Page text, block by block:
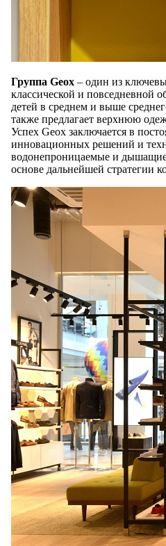
Группа Geox – один из
классической и повседневной
детей в среднем и выше
также предлагает верхнюю
Успех Geox заключается в
инновационных решений и
водонепроницаемые и дышащие
основе дальнейшей стратегии